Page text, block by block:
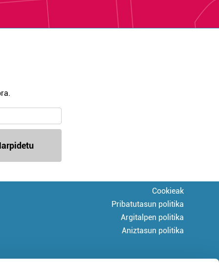
Cookieak
Pribatutasun politika
Argitalpen politika
Aniztasun politika